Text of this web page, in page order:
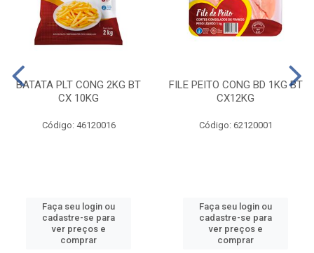
BATATA PLT CONG 2KG BT
CX 10KG
Código: 46120016
Faça seu login ou
cadastre-se para
ver preços e
comprar
FILE PEITO CONG BD 1KG BT
CX12KG
Código: 62120001
Faça seu login ou
cadastre-se para
ver preços e
comprar